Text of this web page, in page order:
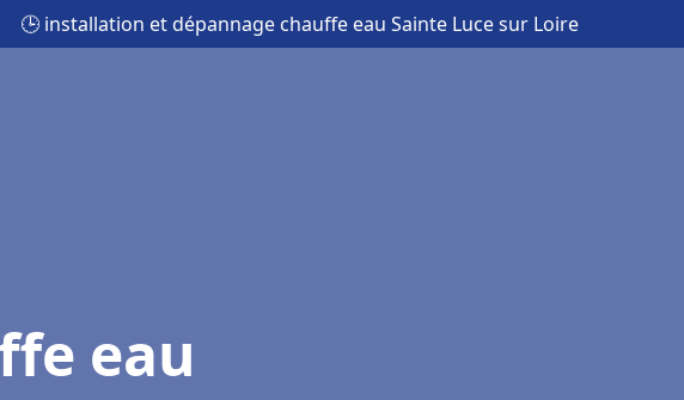
🕒 installation et dépannage chauffe eau Sainte Luce sur Loire
eau